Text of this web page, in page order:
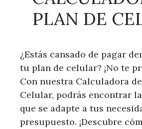
PLAN DE
¿Estás cansado de pagar
tu plan de celular? ¡No te
Con nuestra Calculadora
Celular, podrás encontrar
que se adapte a tus
presupuesto. ¡Descubre